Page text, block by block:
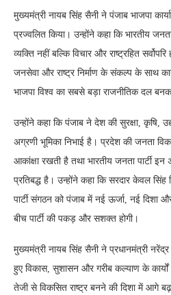
मुख्यमंत्री नायब सिंह सैनी ने पंजाब भाजपा
प्रज्वलित किया। उन्होंने कहा कि भारतीय
व्यक्ति नहीं बल्कि विचार और राष्ट्रहित
जनसेवा और राष्ट्र निर्माण के संकल्प के साथ
भाजपा विश्व का सबसे बड़ा राजनीतिक दल
उन्होंने कहा कि पंजाब ने देश की सुरक्षा, कृषि,
अग्रणी भूमिका निभाई है। प्रदेश की जनता
आकांक्षा रखती है तथा भारतीय जनता पार्टी
प्रतिबद्ध है। उन्होंने कहा कि सरदार केवल सिंह
पार्टी संगठन को पंजाब में नई ऊर्जा, नई दिशा
बीच पार्टी की पकड़ और सशक्त होगी।
मुख्यमंत्री नायब सिंह सैनी ने प्रधानमंत्री
हुए विकास, सुशासन और गरीब कल्याण के
तेजी से विकसित राष्ट्र बनने की दिशा में आगे